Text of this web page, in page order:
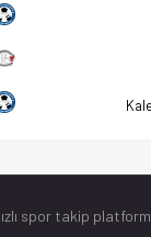
spor takip